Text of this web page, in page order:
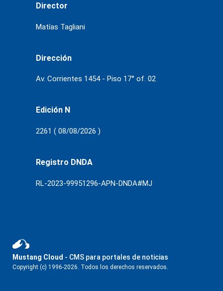
Director
Matías Tagliani
Dirección
Av. Corrientes 1454 - Piso 17° of. 02
Edición N
2261 ( 08/08/2026 )
Registro DNDA
RL-2023-99951296-APN-DNDA#MJ
Mustang Cloud - CMS para portales de noticias
Copyright (c) 1996-2026. Todos los derechos reservados.